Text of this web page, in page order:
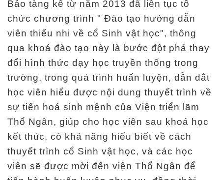
Bảo tàng kể từ năm 2013 đã liên tục tổ
chức chương trình " Đào tạo hướng dẫn
viên thiếu nhi về cổ Sinh vật học", thông
qua khoá đào tạo này là bước đột phá thay
đổi hình thức dạy học truyền thống trong
trường, trong quá trình huấn luyện, dẫn dắt
học viên hiểu được nội dung thuyết trình về
sự tiến hoá sinh mệnh của Viện triển lãm
Thổ Ngân, giúp cho học viên sau khoá học
kết thúc, có khả năng hiểu biết về cách
thuyết trình cổ Sinh vật học, và các học
viên sẽ được mời đến viện Thổ Ngân để